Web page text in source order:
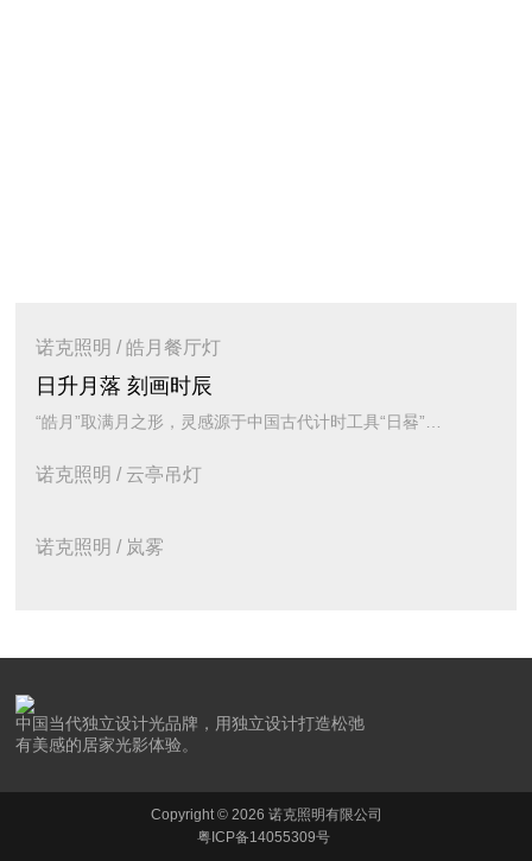
诺克照明 / 皓月餐厅灯
日升月落 刻画时辰
诺克照明 / 云亭吊灯
诺克照明 / 岚雾
中国当代独立设计光品牌，用独立设计打造松弛
有美感的居家光影体验。
Copyright © 2026 诺克照明有限公司
粤ICP备14055309号